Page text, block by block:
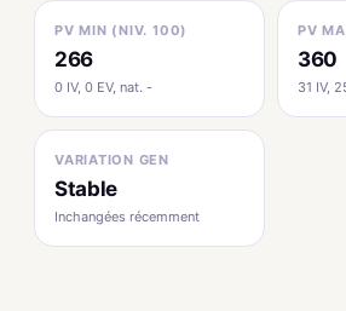
PV MIN (NIV. 100)
266
0 IV, 0 EV, nat. -
PV
360
31 IV,
VARIATION GEN
Stable
Inchangées récemment